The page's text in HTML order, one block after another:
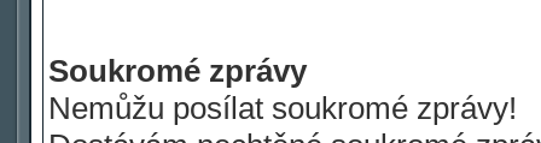
Soukromé zprávy
Nemůžu posílat soukromé zprávy!